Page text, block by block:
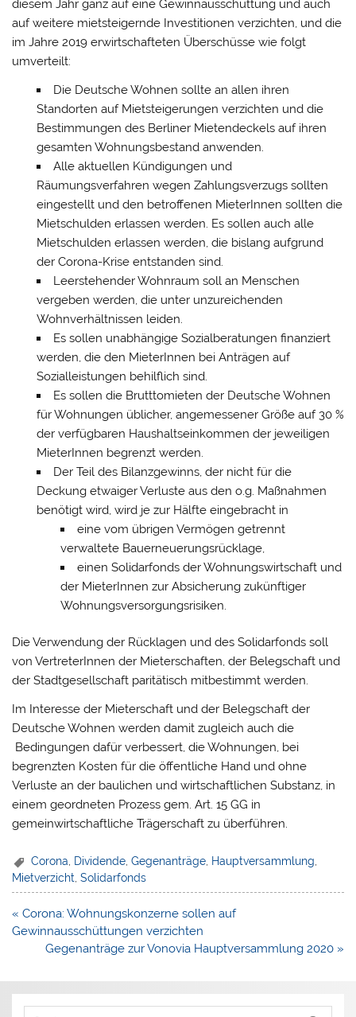
diesem Jahr ganz auf eine Gewinnausschüttung und auch
auf weitere mietsteigernde Investitionen verzichten, und die
im Jahre 2019 erwirtschafteten Überschüsse wie folgt
umverteilt:
Die Deutsche Wohnen sollte an allen ihren
Standorten auf Mietsteigerungen verzichten und die
Bestimmungen des Berliner Mietendeckels auf ihren
gesamten Wohnungsbestand anwenden.
Alle aktuellen Kündigungen und
Räumungsverfahren wegen Zahlungsverzugs sollten
eingestellt und den betroffenen MieterInnen sollten die
Mietschulden erlassen werden. Es sollen auch alle
Mietschulden erlassen werden, die bislang aufgrund
der Corona-Krise entstanden sind.
Leerstehender Wohnraum soll an Menschen
vergeben werden, die unter unzureichenden
Wohnverhältnissen leiden.
Es sollen unabhängige Sozialberatungen finanziert
werden, die den MieterInnen bei Anträgen auf
Sozialleistungen behilflich sind.
Es sollen die Brutttomieten der Deutsche Wohnen
für Wohnungen üblicher, angemessener Größe auf 30 %
der verfügbaren Haushaltseinkommen der jeweiligen
MieterInnen begrenzt werden.
Der Teil des Bilanzgewinns, der nicht für die
Deckung etwaiger Verluste aus den o.g. Maßnahmen
benötigt wird, wird je zur Hälfte eingebracht in
eine vom übrigen Vermögen getrennt
verwaltete Bauerneuerungsrücklage,
einen Solidarfonds der Wohnungswirtschaft und
der MieterInnen zur Absicherung zukünftiger
Wohnungsversorgungsrisiken.
Die Verwendung der Rücklagen und des Solidarfonds soll
von VertreterInnen der Mieterschaften, der Belegschaft und
der Stadtgesellschaft paritätisch mitbestimmt werden.
Im Interesse der Mieterschaft und der Belegschaft der
Deutsche Wohnen werden damit zugleich auch die
Bedingungen dafür verbessert, die Wohnungen, bei
begrenzten Kosten für die öffentliche Hand und ohne
Verluste an der baulichen und wirtschaftlichen Substanz, in
einem geordneten Prozess gem. Art. 15 GG in
gemeinwirtschaftliche Trägerschaft zu überführen.
Corona Dividende ,Gegenanträge Hauptversammlung
Mietverzicht,Solidarfonds
Beitragsnavigation
« Corona: Wohnungskonzerne sollen auf
Gewinnausschüttungen verzichten
Gegenanträge zur Vonovia Hauptversammlung 2020 »